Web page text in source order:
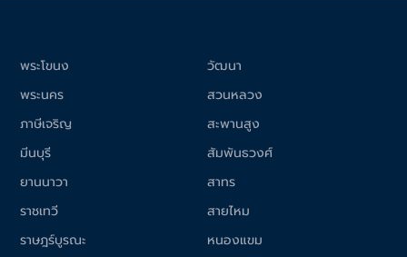
พระโขนง
พระนคร
ภาษีเจริญ
มีนบุรี
ยานนาวา
ราชเทวี
ราษฎร์บูรณะ
วัฒนา
สวนหลวง
สะพานสูง
สัมพันธวงศ์
สาทร
สายไหม
หนองแขม